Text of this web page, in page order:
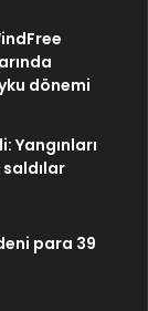
dönemi
Yangınları
para 39